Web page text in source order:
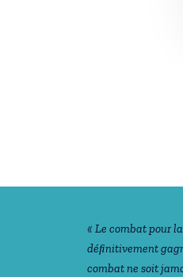
Notre
« Le combat pour
déﬁnitivement
combat ne soit